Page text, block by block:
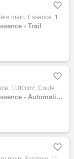

Crf, 02/2025, 1789 km, Première main, Essence, 1100cm³, Couleur rouge, 14990 € Equipements : HONDA CRF 1100 AFRICA TWIN REPLICA SE B/M ABS …
- Trail

Crf, 01/2026, 4000 km, Essence, 1100cm³, Couleur blanc, 17799 € Equipements : Honda CRF 1100 AFRICA TWIN DCT SE, 01/2026, 4000km REPLICA. V…
- Automatique - Trail
